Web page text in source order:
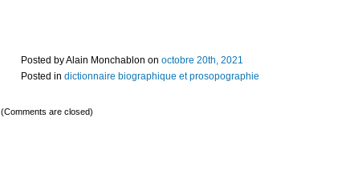
Posted by Alain Monchablon on octobre 20th, 2021
Posted in dictionnaire biographique et prosopographie
(Comments are closed)